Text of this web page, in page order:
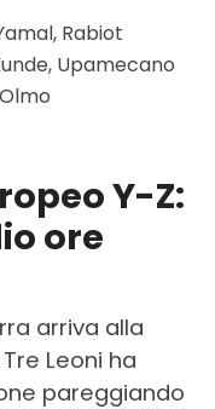
Rabiot
Upamecano
Y-Z:
ore
arriva alla
Leoni ha
pareggiando